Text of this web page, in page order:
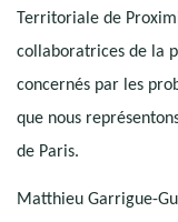
Territoriale de
collaboratrices de la
concernés par les
que nous
de Paris.
Matthieu Garrigue-